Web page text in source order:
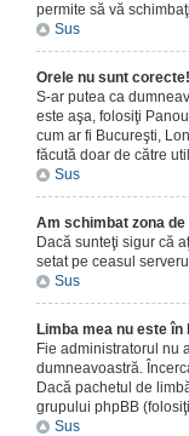
permite să vă
Sus
Orele nu sunt corecte!
S-ar putea ca
este aşa, folosiţi
cum ar fi Bucureşti,
făcută doar de către
Sus
Am schimbat zona
Dacă sunteţi sigur că
setat pe ceasul
Sus
Limba mea nu este în
Fie administratorul nu
dumneavoastră.
Dacă pachetul de
grupului phpBB
Sus